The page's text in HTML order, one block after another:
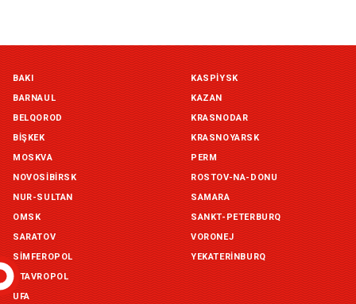
Симферополь склад (г. Симферополь, ул. Монтажная, 33а)
in stock:not in stock
Склад ГП и товаров (г. Воронеж, ул. Красный Октябрь, 1а, )
in stock:not in stock
Склад Екатеринбург (г. Екатеринбург, ул. Бисертская, д.1)
in stock:not in stock
Склад Казань (г. Казань, ул. Родины, д. 2)
in stock:not in stock
Склад Уфа (г. Уфа, ул. Центральная, д. 19Б )
in stock:not in stock
BAKI
BARNAUL
BELQOROD
BIŞKEK
KASPIYSK
KAZAN
KRASNODAR
KRASNOYARSK
MOSKVA
NOVOSIBIRSK
NUR-SULTAN
OMSK
PERM
ROSTOV-NA-DONU
SAMARA
SANKT-PETERBURQ
SARATOV
SIMFEROPOL
STAVROPOL
UFA
VORONEJ
YEKATERINBURQ